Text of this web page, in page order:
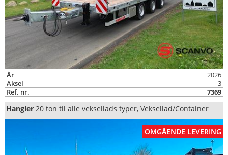
År
2026
Aksel
3
Ref. nr.
7369
Hangler20 ton til alle veksellads typer, Veksellad/Container
OMGÅENDE LEVERING